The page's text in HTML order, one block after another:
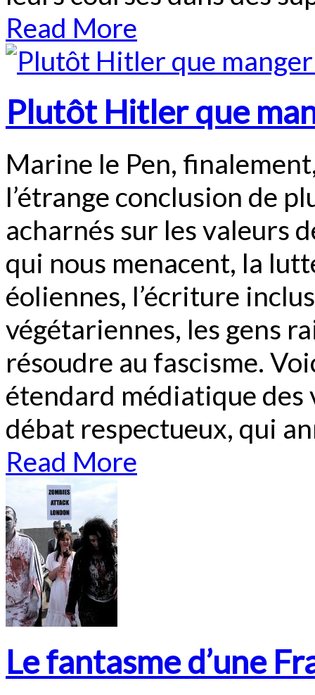
Read More
Plutôt Hitler que
Marine le Pen,
l’étrange conclusion de
acharnés sur les valeurs
qui nous menacent, la
éoliennes, l’écriture
végétariennes, les gens
résoudre au fascisme.
étendard médiatique
débat respectueux, qui
Read More
Le fantasme d’une